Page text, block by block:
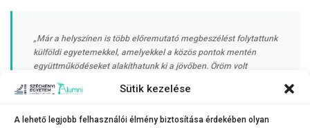
Sütik kezelése
A lehető legjobb felhasználói élmény biztosítása érdekében olyan
„Már a helyszínen is több előremutató megbeszélést folytattunk
külföldi egyetemekkel, amelyekkel a közös pontok mentén
együttműködéseket alakíthatunk ki a jövőben. Öröm volt
Xamidov Obidjon Xafizovich-csal való találkozásunk: az
intézményeink közötti együttműködési megállapodásunkat”